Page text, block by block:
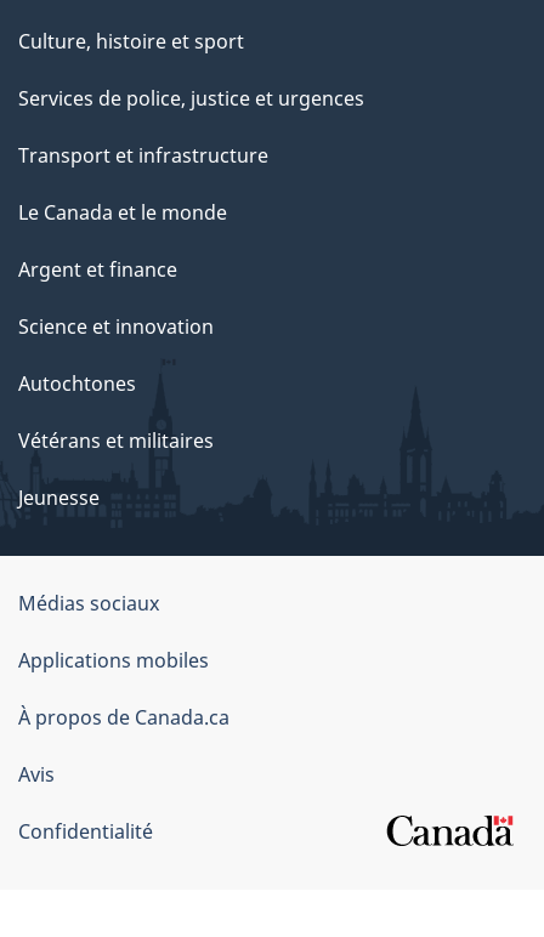
Culture, histoire et sport
Services de police, justice et urgences
Transport et infrastructure
Le Canada et le monde
Argent et finance
Science et innovation
Autochtones
Vétérans et militaires
Jeunesse
Organisation
du
gouvernement
du
Canada
Médias sociaux
Applications mobiles
À propos de Canada.ca
Avis
Confidentialité